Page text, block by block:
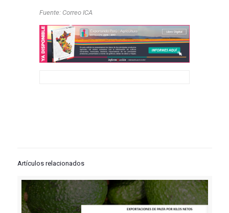
Fuente: Correo ICA
Artículos relacionados